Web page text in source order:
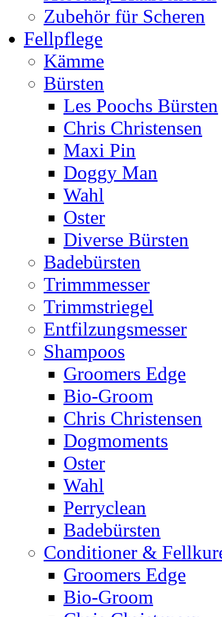
Zubehör für Scheren
Fellpflege
Kämme
Bürsten
Les Poochs Bürsten
Chris Christensen
Maxi Pin
Doggy Man
Wahl
Oster
Diverse Bürsten
Badebürsten
Trimmmesser
Trimmstriegel
Entfilzungsmesser
Shampoos
Groomers Edge
Bio-Groom
Chris Christensen
Dogmoments
Oster
Wahl
Perryclean
Badebürsten
Conditioner &
Groomers Edge
Bio-Groom